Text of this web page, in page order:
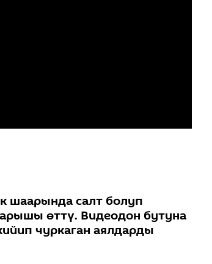
шаарында салт болуп
өттү. Видеодон бутуна
чуркаган аялдарды